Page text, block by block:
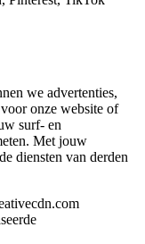
we advertenties,
onze website of
surf- en
Met jouw
diensten van derden